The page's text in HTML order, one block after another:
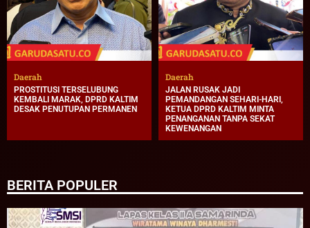
Daerah
PROSTITUSI TERSELUBUNG
KEMBALI MARAK, DPRD KALTIM
DESAK PENUTUPAN PERMANEN
Daerah
JALAN RUSAK JADI
PEMANDANGAN SEHARI-HARI,
KETUA DPRD KALTIM MINTA
PENANGANAN TANPA SEKAT
KEWENANGAN
BERITA POPULER